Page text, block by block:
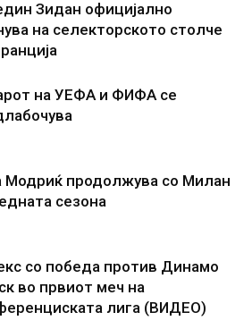
Зидан официјално
на селекторското столче
на УЕФА и ФИФА се
Модриќ продолжува со Милан
сезона
со победа против Динамо
во првиот меч на
лига (ВИДЕО)